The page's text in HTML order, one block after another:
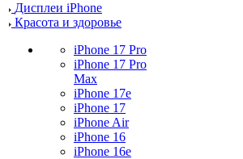
Дисплеи iPhone
Красота и здоровье
iPhone 17 Pro
iPhone 17 Pro
Max
iPhone 17e
iPhone 17
iPhone Air
iPhone 16
iPhone 16e